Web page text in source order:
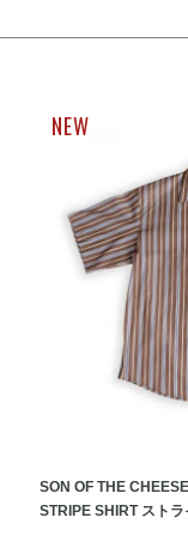
NEW
SON OF THE
STRIPE SHIRT スト